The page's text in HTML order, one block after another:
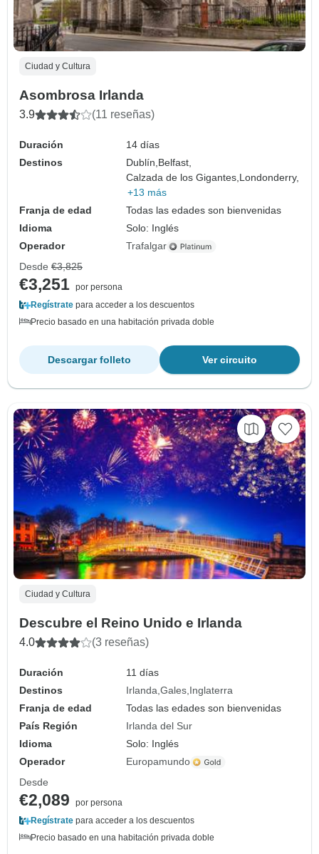
Ciudad y Cultura
Asombrosa Irlanda
3.9 (11 reseñas)
Duración
14 días
Destinos
Dublín, Belfast,
Calzada de los Gigantes, Londonderry,
+13 más
Franja de edad
Todas las edades son bienvenidas
Idioma
Solo: Inglés
Operador
Trafalgar
Desde €3,825
€3,251 por persona
Regístrate para acceder a los descuentos
Precio basado en una habitación privada doble
Ver circuito
Descargar folleto
Ciudad y Cultura
Descubre el Reino Unido e Irlanda
4.0 (3 reseñas)
Duración
11 días
Destinos
Irlanda Gales Inglaterra
Franja de edad
Todas las edades son bienvenidas
País Región
Irlanda del Sur
Idioma
Solo: Inglés
Operador
Europamundo
Desde
€2,089
por persona
Regístrate para acceder a los descuentos
Precio basado en una habitación privada doble